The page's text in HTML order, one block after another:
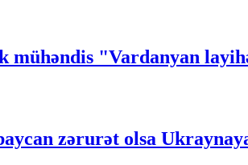
"Vardanyan
zərurət olsa